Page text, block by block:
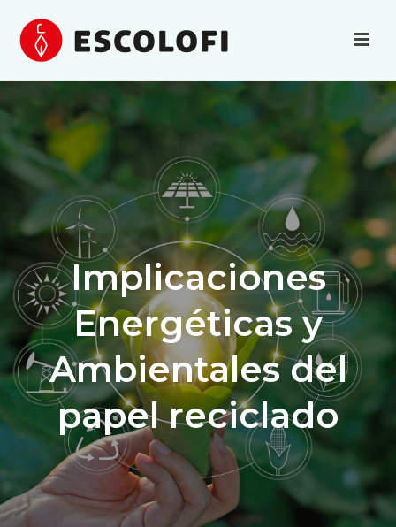
Implicaciones
Energéticas y
Ambientales del
papel reciclado